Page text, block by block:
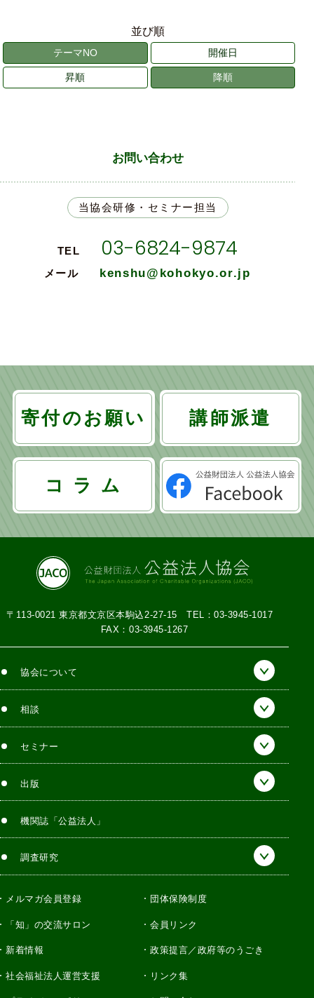
並び順
テーマNO 開催日
昇順 降順
お問い合わせ
当協会研修・セミナー担当
TEL 03-6824-9874
メール kenshu@kohokyo.or.jp
寄付のお願い 講師派遣
コ ラ ム
〒113-0021 東京都文京区本駒込2-27-15TEL：03-3945-1017
FAX：03-3945-1267
協会について
相談
セミナー
出版
機関誌「公益法人」
調査研究
メルマガ会員登録 団体保険制度
「知」の交流サロン 会員リンク
新着情報 政策提言／政府等のうごき
社会福祉法人運営支援 リンク集